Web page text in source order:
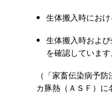
生体搬入時にお
生体搬入時およ
を確認しています
（「家畜伝染病予
カ豚熱（ＡＳＦ）に